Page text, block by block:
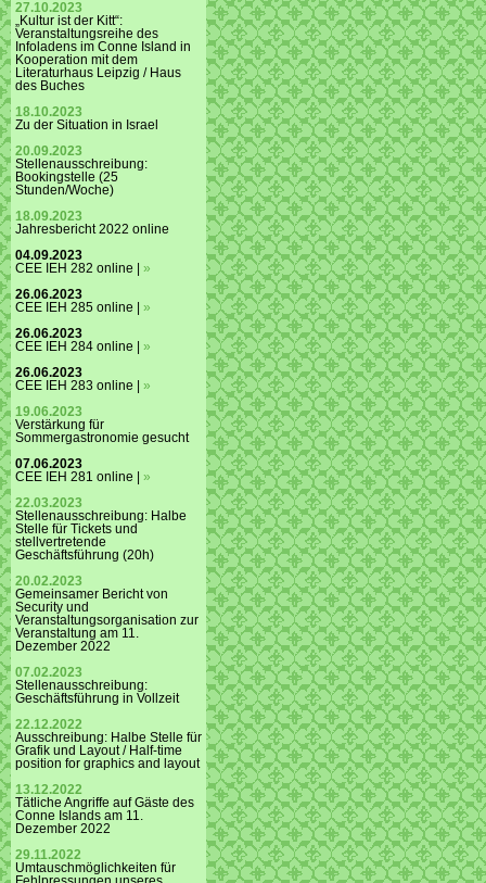
27.10.2023
„Kultur ist der Kitt“:
Veranstaltungsreihe des
Infoladens im Conne Island in
Kooperation mit dem
Literaturhaus Leipzig / Haus
des Buches
18.10.2023
Zu der Situation in Israel
20.09.2023
Stellenausschreibung:
Bookingstelle (25
Stunden/Woche)
18.09.2023
Jahresbericht 2022 online
04.09.2023
CEE IEH 282 online | »
26.06.2023
CEE IEH 285 online | »
26.06.2023
CEE IEH 284 online | »
26.06.2023
CEE IEH 283 online | »
19.06.2023
Verstärkung für
Sommergastronomie gesucht
07.06.2023
CEE IEH 281 online | »
22.03.2023
Stellenausschreibung: Halbe
Stelle für Tickets und
stellvertretende
Geschäftsführung (20h)
20.02.2023
Gemeinsamer Bericht von
Security und
Veranstaltungsorganisation zur
Veranstaltung am 11.
Dezember 2022
07.02.2023
Stellenausschreibung:
Geschäftsführung in Vollzeit
22.12.2022
Ausschreibung: Halbe Stelle für
Grafik und Layout / Half-time
position for graphics and layout
13.12.2022
Tätliche Angriffe auf Gäste des
Conne Islands am 11.
Dezember 2022
29.11.2022
Umtauschmöglichkeiten für